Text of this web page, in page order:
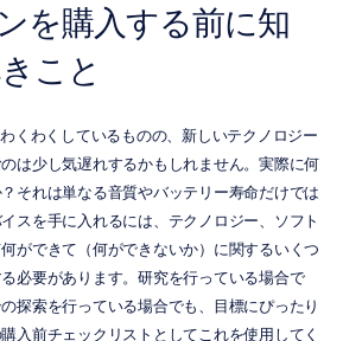
を購入する前に知
こと
くわくしているものの、新しいテクノロジー
は少し気遅れするかもしれません。実際に何
それは単なる音質やバッテリー寿命だけでは
スを手に入れるには、テクノロジー、ソフト
ができて（何ができないか）に関するいくつ
必要があります。研究を行っている場合で
探索を行っている場合でも、目標にぴったり
入前チェックリストとしてこれを使用してく